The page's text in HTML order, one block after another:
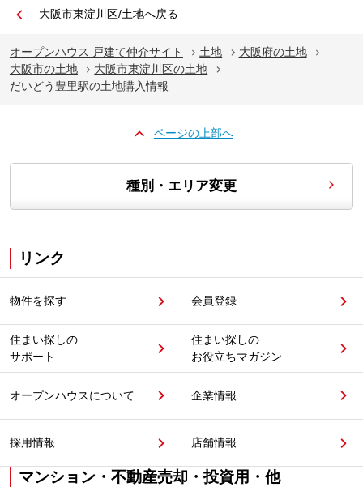
大阪市東淀川区/土地へ戻る
オープンハウス 戸建て仲介サイト 土地
大阪府の土地
大阪市の土地
大阪市東淀川区の土地
だいどう豊里駅の土地購入情報
ページの上部へ
種別・エリア変更
リンク
物件を探す 会員登録
住まい探しの
サポート
住まい探しの
お役立ちマガジン
オープンハウスについて 企業情報
採用情報 店舗情報
マンション・不動産売却・投資用・他